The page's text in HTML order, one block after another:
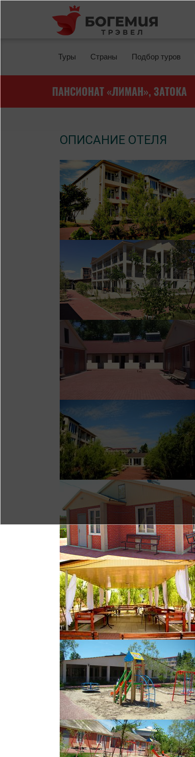
Перейти к основному содержанию
Туры Страны Подбор туров
ПАНСИОНАТ «ЛИМАН», ЗАТОКА
ОПИСАНИЕ ОТЕЛЯ